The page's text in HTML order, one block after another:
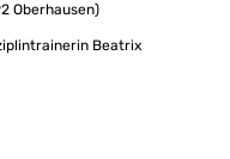
Oberhausen)
Beatrix